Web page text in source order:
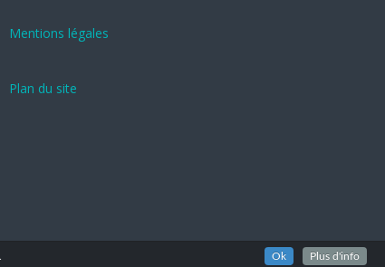
Mentions légales
Plan du site
Ok Plus d'info